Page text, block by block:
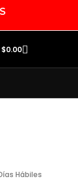
$0.00
Hábiles